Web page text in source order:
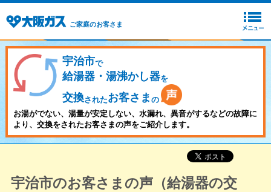
ご家庭のお客さま
宇治市で
給湯器・湯沸かし器を
交換されたお客さま の
お湯がでない、湯量が安定しない、水漏れ、異音がするなどの故障に
より、交換をされたお客さまの声をご紹介します。
宇治市のお客さまの声（給湯器の交